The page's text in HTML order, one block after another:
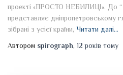
проекті «ПРОСТО НЕБИЛИЦІ». До
представляє дніпропетровському
зібрані з усієї країни, Читати далі…
Автором spirograph, 12 років тому